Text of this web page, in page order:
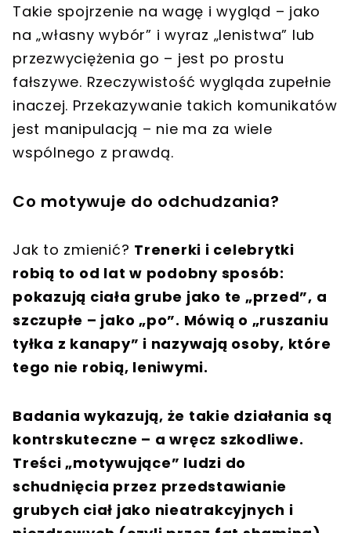
Takie spojrzenie na wagę i wygląd – jako
na „własny wybór” i wyraz „lenistwa” lub
przezwyciężenia go – jest po prostu
fałszywe. Rzeczywistość wygląda zupełnie
inaczej. Przekazywanie takich komunikatów
jest manipulacją – nie ma za wiele
wspólnego z prawdą.
Co motywuje do odchudzania?
Jak to zmienić? Trenerki i celebrytki
robią to od lat w podobny sposób:
pokazują ciała grube jako te „przed”, a
szczupłe – jako „po”. Mówią o „ruszaniu
tyłka z kanapy” i nazywają osoby, które
tego nie robią, leniwymi.
Badania wykazują, że takie działania są
kontrskuteczne – a wręcz szkodliwe.
Treści „motywujące” ludzi do
schudnięcia przez przedstawianie
grubych ciał jako nieatrakcyjnych i